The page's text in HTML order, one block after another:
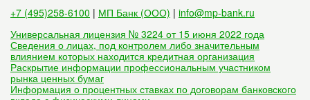
+7 (495)258-6100 | МП Банк (ООО) | info@mp-bank.ru
Универсальная лицензия № 3224 от 15 июня 2022 года
Сведения о лицах, под контролем либо значительным
влиянием которых находится кредитная организация
Раскрытие информации профессиональным участником
рынка ценных бумаг
Информация о процентных ставках по договорам банковского